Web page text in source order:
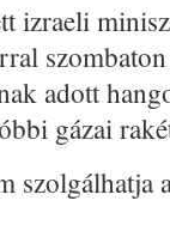
izraeli
szombaton
adott
gázai
szolgálhatja